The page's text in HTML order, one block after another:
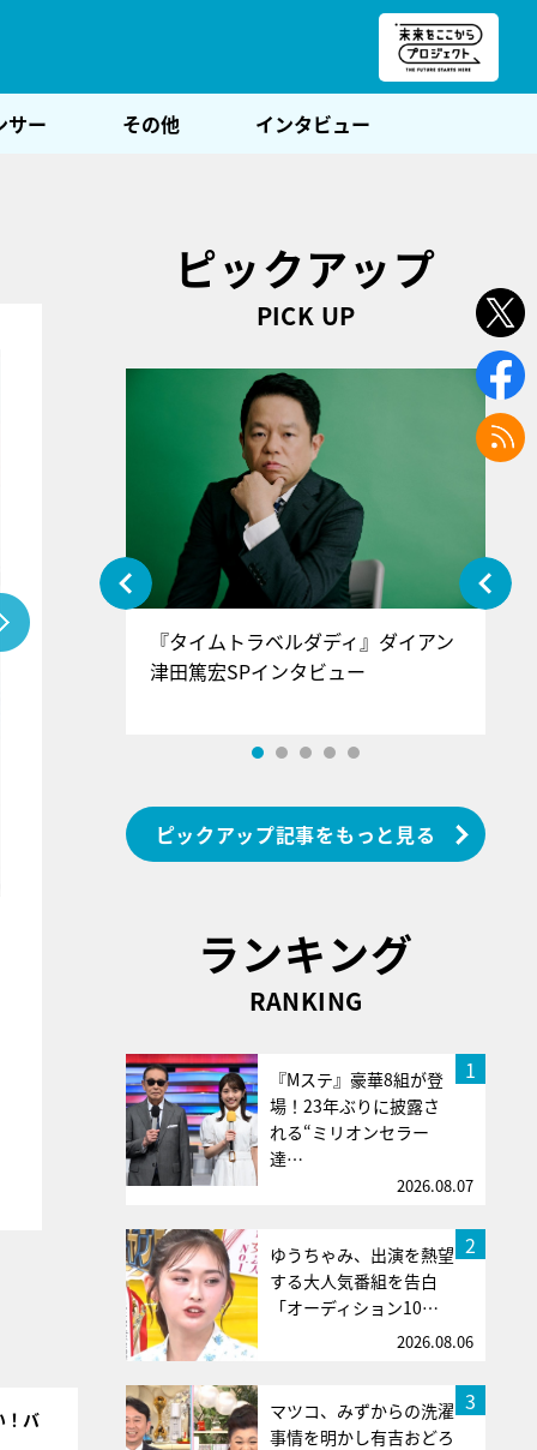
サー その他 インタビュー
！バ
ピックアップ
PICK UP
』＝LOV
インタ
『タイムトラベルダディ』ダイアン
津田篤宏SPインタビュー
ピックアップ記事をもっと見る
ランキング
RANKING
1
『Mステ』豪華8組が登
場！23年ぶりに披露さ
れる“ミリオンセラー
達…
2026.08.07
2
ゆうちゃみ、出演を熱望
する大人気番組を告白
「オーディション10…
2026.08.06
3
マツコ、みずからの洗濯
事情を明かし有吉おどろ